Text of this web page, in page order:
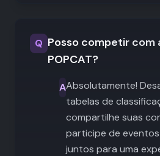
Q Posso competir com
POPCAT?
AAbsolutamente!
tabelas de
compartilhe suas
participe de
juntos para uma